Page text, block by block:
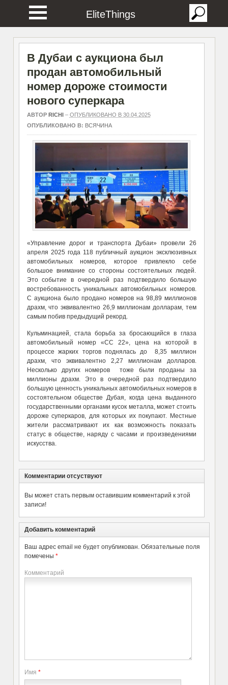
EliteThings
В Дубаи с аукциона был
продан автомобильный
номер дороже стоимости
нового суперкара
АВТОР RICHI– ОПУБЛИКОВАНО В 30.04.2025
ОПУБЛИКОВАНО В: ВСЯЧИНА
«Управление дорог и транспорта Дубаи» провели 26
апреля 2025 года 118 публичный аукцион эксклюзивных
автомобильных номеров, которое привлекло себе
большое внимание со стороны состоятельных людей.
Это событие в очередной раз подтвердило большую
востребованность уникальных автомобильных номеров.
С аукциона было продано номеров на 98,89 миллионов
драхм, что эквивалентно 26,9 миллионам долларам, тем
самым побив предыдущий рекорд.
Кульминацией, стала борьба за бросающийся в глаза
автомобильный номер «CC 22», цена на которой в
процессе жарких торгов поднялась до 8,35 миллион
драхм, что эквивалентно 2,27 миллионам долларов.
Несколько других номеров тоже были проданы за
миллионы драхм. Это в очередной раз подтвердило
большую ценность уникальных автомобильных номеров в
состоятельном обществе Дубая, когда цена выданного
государственными органами кусок металла, может стоить
дороже суперкаров, для которых их покупают. Местные
жители рассматривают их как возможность показать
статус в обществе, наряду с часами и произведениями
искусства.
Комментарии отсуствуют
Вы может стать первым оставившим комментарий к этой
записи!
Добавить комментарий
Ваш адрес email не будет опубликован. Обязательные поля
помечены *
Комментарий
Имя *